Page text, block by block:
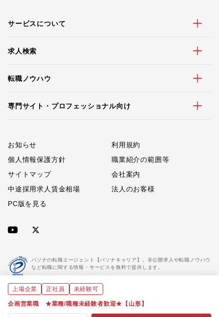
サービスについて
求人検索
転職ノウハウ
専門サイト・プロフェッショナル向け
お知らせ
利用規約
個人情報保護方針
職業紹介の範囲等
サイトマップ
会社案内
中途採用求人賃金相場
法人のお客様
PC版を見る
パソナの転職エージェント【パソナキャリア】。非公開求人や転職ノウハウ
など転職に関する情報・サービスを無料で提供します。
「パソナキャリア」は職業紹介優良事業者に認定されています。
上場企業 正社員 未経験可
企画営業職 ★業種/職種未経験者歓迎★【山形】